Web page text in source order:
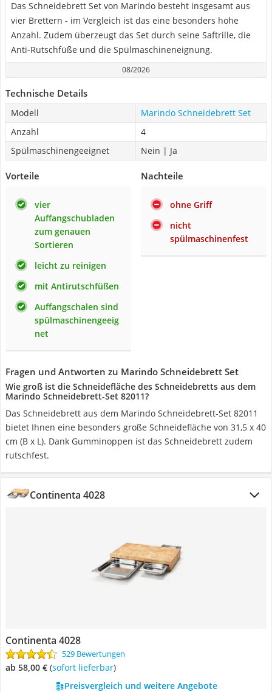
Das Schneidebrett Set von Marindo besteht insgesamt aus
vier Brettern - im Vergleich ist das eine besonders hohe
Anzahl. Zudem überzeugt das Set durch seine Saftrille, die
Anti-Rutschfüße und die Spülmaschineneignung.
08/2026
Technische Details
Modell
Marindo Schneidebrett Set
Anzahl
4
Spülmaschinengeeignet
Nein | Ja
Vorteile
vier
Auffangschubladen
zum genauen
Sortieren
leicht zu reinigen
mit Antirutschfüßen
Auffangschalen sind
spülmaschinengeeig
net
Nachteile
ohne Griff
nicht
spülmaschinenfest
Fragen und Antworten zu Marindo Schneidebrett Set
Wie groß ist die Schneidefläche des Schneidebretts aus dem
Marindo Schneidebrett-Set 82011?
Das Schneidebrett aus dem Marindo Schneidebrett-Set 82011
bietet Ihnen eine besonders große Schneidefläche von 31,5 x 40
cm (B x L). Dank Gumminoppen ist das Schneidebrett zudem
rutschfest.
Continenta 4028
Continenta 4028
529 Bewertungen
ab 58,00 € ( Sofort lieferbar)
Preisvergleich und weitere Angebote